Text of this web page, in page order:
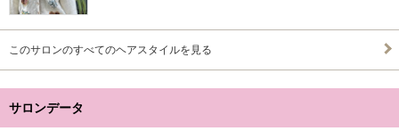
このサロンのすべてのヘアスタイルを見る
サロンデータ